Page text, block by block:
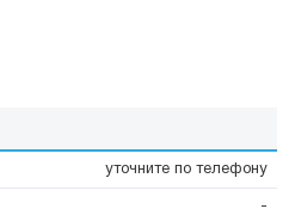
уточните по телефону
-